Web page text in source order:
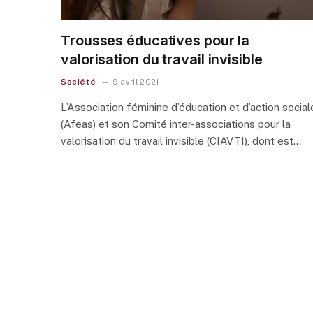
Trousses éducatives pour la
valorisation du travail invisible
Société 9 avril 2021
L’Association féminine d’éducation et d’action
(Afeas) et son Comité inter-associations pour la
valorisation du travail invisible (CIAVTI), dont est…